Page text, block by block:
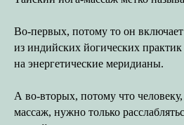
Во-первых, потому то он
из индийских йогических практик
на энергетические меридианы.
А во-вторых, потому что
массаж, нужно только